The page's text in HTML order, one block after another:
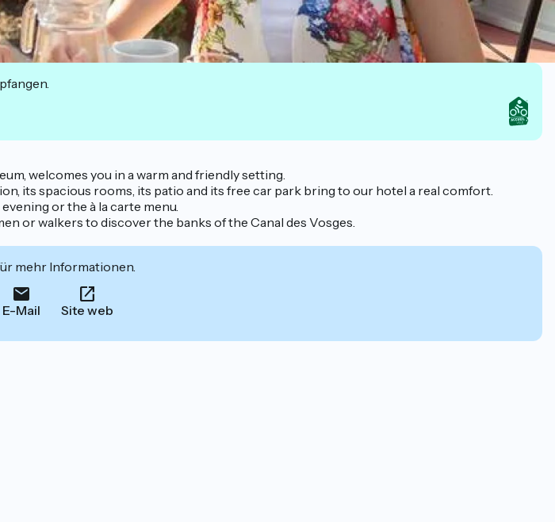
welcomes you in a warm and friendly setting.
its spacious rooms, its patio and its free car park bring to our hotel a real comfort.
or the à la carte menu.
or walkers to discover the banks of the Canal des Vosges.
mehr Informationen.
E-Mail Site web